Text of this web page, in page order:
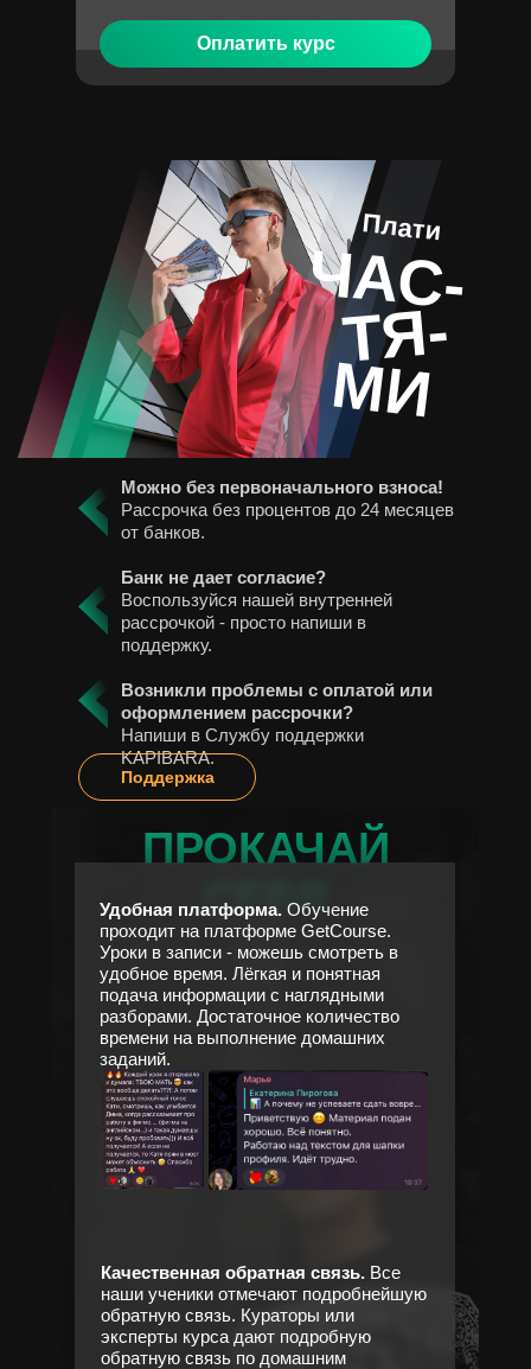
ПРОКАЧАЙ
СЕБЯ
Качественная обратная связь. Все
наши ученики отмечают подробнейшую
обратную связь. Кураторы или
эксперты курса дают подробную
обратную связь по домашним
Удобная платформа. Обучение
проходит на платформе GetCourse.
Уроки в записи - можешь смотреть в
удобное время. Лёгкая и понятная
подача информации с наглядными
разборами. Достаточное количество
времени на выполнение домашних
заданий.
Оплатить курс
Можно без первоначального взноса!
Рассрочка без процентов до 24 месяцев
от банков.
Банк не дает согласие?
Воспользуйся нашей внутренней
рассрочкой - просто напиши в
поддержку.
Возникли проблемы с оплатой или
оформлением рассрочки?
Напиши в Службу поддержки
KAPIBARA.
МИ
ТЯ-
ЧАС-
Плати
Поддержка